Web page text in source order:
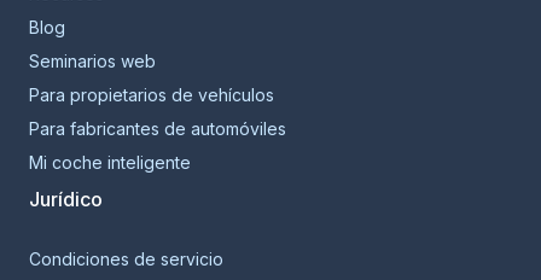
Blog
Seminarios web
Para propietarios de vehículos
Para fabricantes de automóviles
Mi coche inteligente
Jurídico
Condiciones de servicio